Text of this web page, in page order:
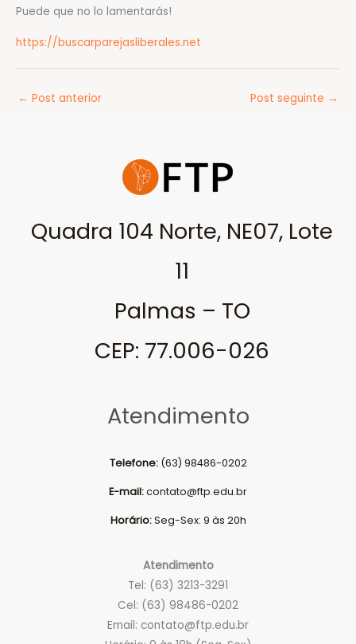
Puede que no lo lamentarás!
https://buscarparejasliberales.net
← Post anterior Post seguinte →
Quadra 104 Norte, NE07, Lote
11
Palmas – TO
CEP: 77.006-026
Atendimento
Telefone: (63) 98486-0202
E-mail:contato@ftp.edu.br
Horário:Seg-Sex: 9 às 20h
Atendimento
Tel: (63) 3213-3291
Cel: (63) 98486-0202
Email: contato@ftp.edu.br